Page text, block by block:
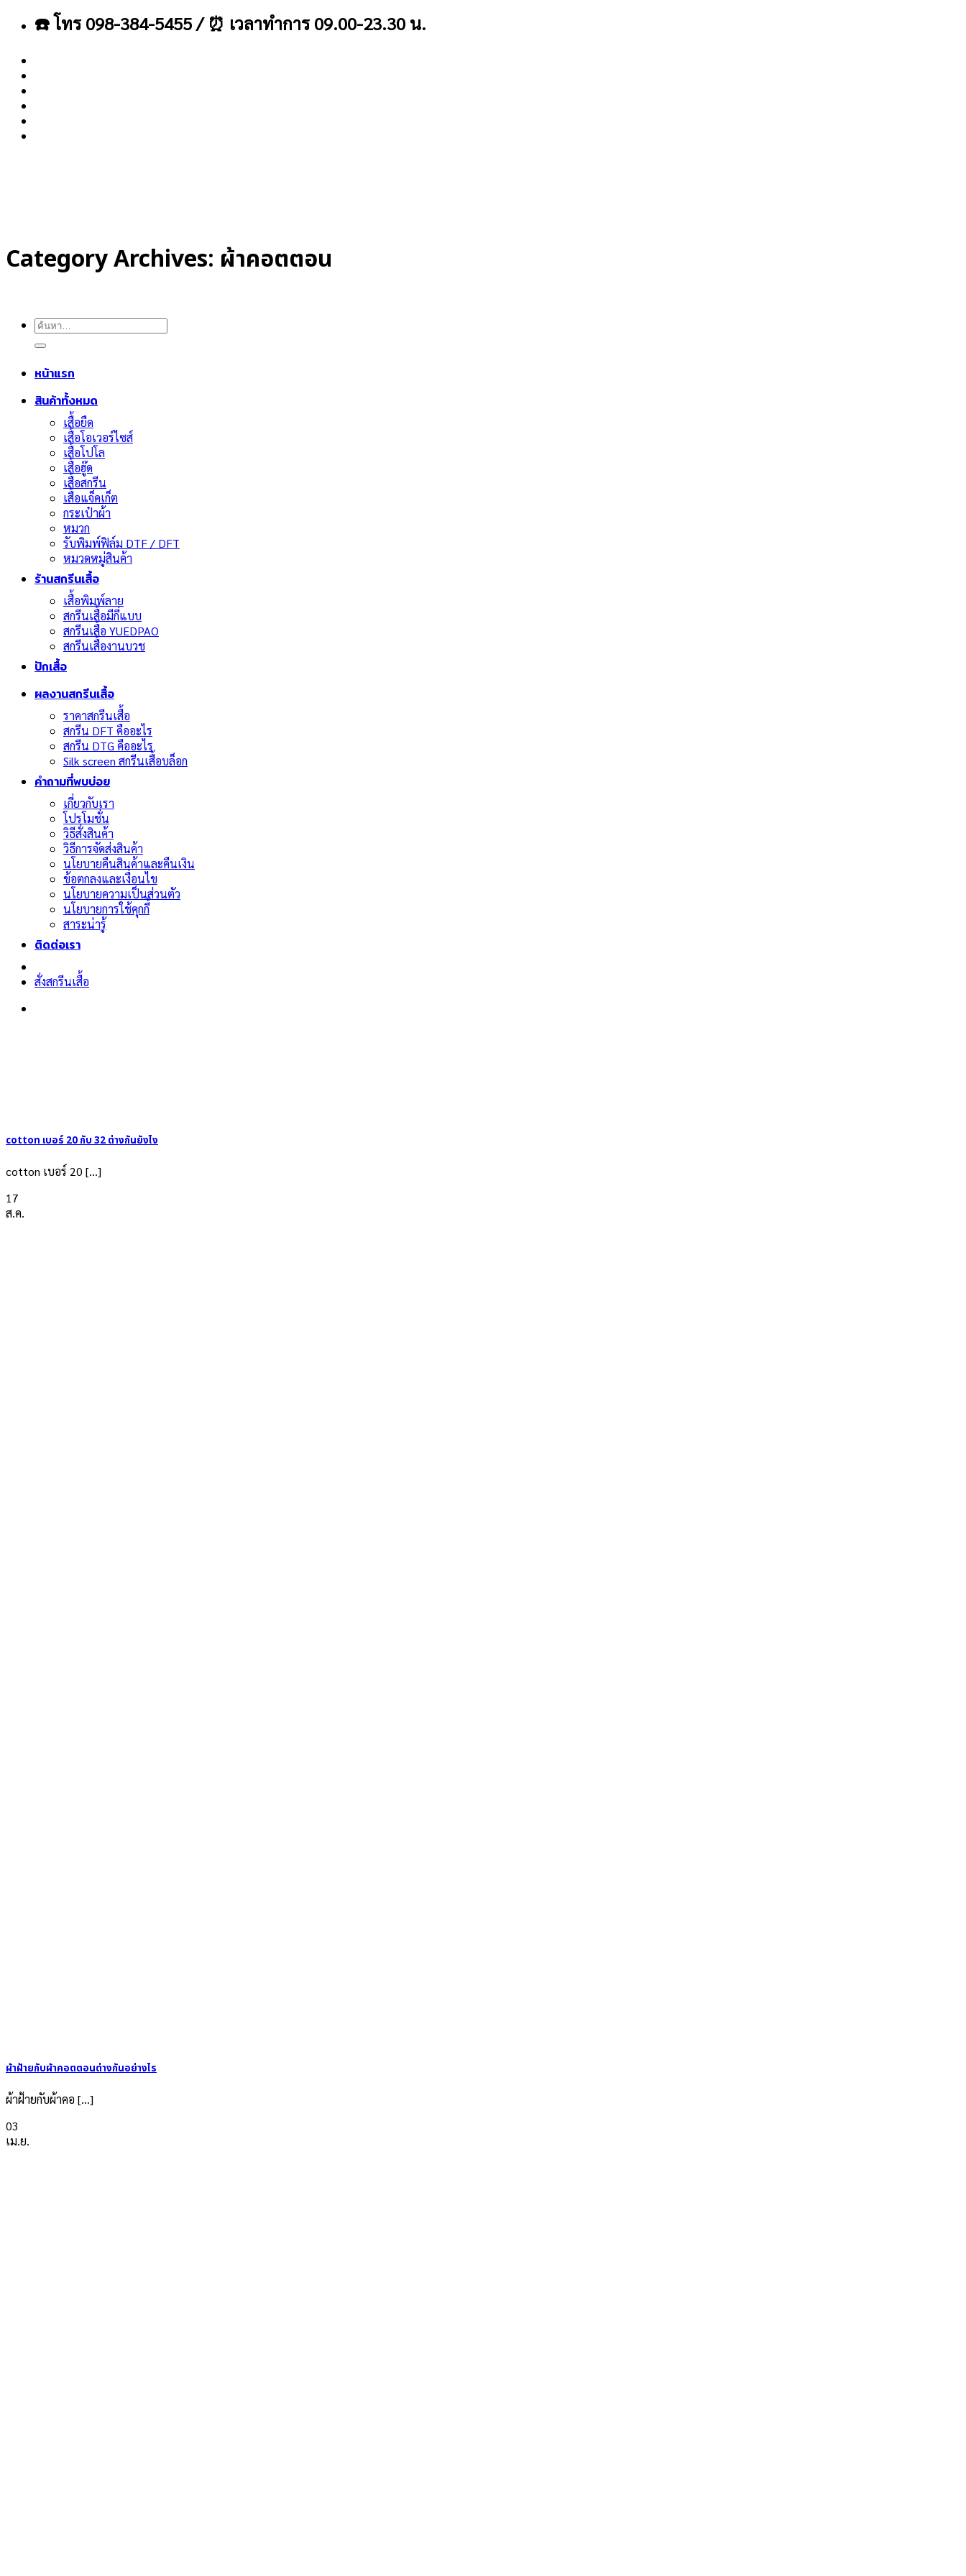
เนื้อหา
☎️ โทร 098-384-5455 / ⏰ เวลาทำการ 09.00-23.30 น.
ค้นหา:
หน้าแรก
สินค้าทั้งหมด
เสื้อยืด
เสื้อโอเวอร์ไซส์
เสื้อโปโล
เสื้อฮู๊ด
เสื้อสกรีน
เสื้อแจ็คเก็ต
กระเป๋าผ้า
หมวก
รับพิมพ์ฟิล์ม DTF / DFT
หมวดหมู่สินค้า
ร้านสกรีนเสื้อ
เสื้อพิมพ์ลาย
สกรีนเสื้อมีกี่แบบ
สกรีนเสื้อ YUEDPAO
สกรีนเสื้องานบวช
ปักเสื้อ
ผลงานสกรีนเสื้อ
ราคาสกรีนเสื้อ
สกรีน DFT คืออะไร
สกรีน DTG คืออะไร
Silk screen สกรีนเสื้อบล็อก
คำถามที่พบบ่อย
เกี่ยวกับเรา
โปรโมชั่น
วิธีสั่งสินค้า
วิธีการจัดส่งสินค้า
นโยบายคืนสินค้าและคืนเงิน
ข้อตกลงและเงื่อนไข
นโยบายความเป็นส่วนตัว
นโยบายการใช้คุกกี้
สาระน่ารู้
ติดต่อเรา
สั่งสกรีนเสื้อ
Category Archives: ผ้าคอตตอน
cotton เบอร์ 20 กับ 32 ต่างกันยังไง
cotton เบอร์ 20 [...]
17
ส.ค.
ผ้าฝ้ายกับผ้าคอตตอนต่างกันอย่างไร
ผ้าฝ้ายกับผ้าคอ [...]
03
เม.ย.